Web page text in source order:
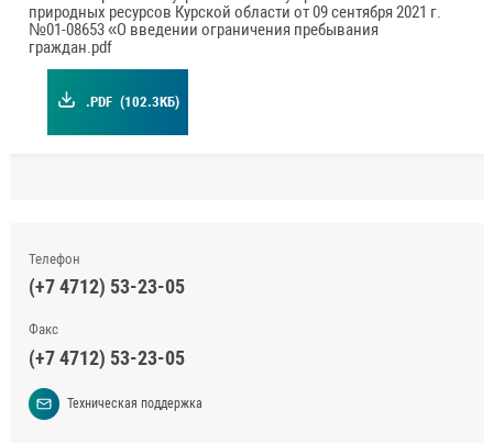
природных ресурсов Курской области от 09 сентября 2021 г.
№01-08653 «О введении ограничения пребывания
граждан.pdf
.PDF (102.3КБ)
Телефон
(+7 4712) 53-23-05
Факс
(+7 4712) 53-23-05
Техническая поддержка